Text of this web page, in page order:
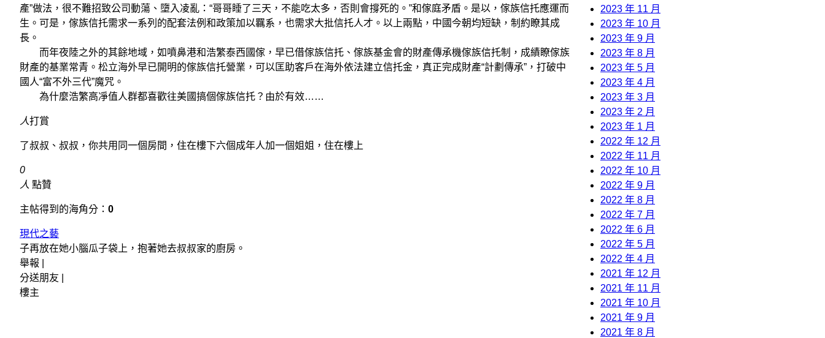
產”做法，很不難招致公司動蕩、墮入凌亂：“哥哥睡了三天，不能吃太多，否則會撐死的。”和傢庭矛盾。是以，傢族信托應運而
生。可是，傢族信托需求一系列的配套法例和政策加以羈系，也需求大批信托人才。以上兩點，中國今朝均短缺，制約瞭其成
長。
而年夜陸之外的其餘地域，如噴鼻港和浩繁泰西國傢，早已借傢族信托、傢族基金會的財產傳承機傢族信托制，成績瞭傢族
財產的基業常青。松立海外早已開明的傢族信托營業，可以匡助客戶在海外依法建立信托金，真正完成財產“計劃傳承”，打破中
國人“富不外三代”魔咒。
為什麼浩繁高凈值人群都喜歡往美國搞個傢族信托？由於有效……
人打賞
了叔叔、叔叔，你共用同一個房間，住在樓下六個成年人加一個姐姐，住在樓上
0
人 點贊
主帖得到的海角分： 0
現代之藝
子再放在她小腦瓜子袋上，抱著她去叔叔家的廚房。
舉報 |
分送朋友 |
樓主
2023 年 11 月
2023 年 10 月
2023 年 9 月
2023 年 8 月
2023 年 5 月
2023 年 4 月
2023 年 3 月
2023 年 2 月
2023 年 1 月
2022 年 12 月
2022 年 11 月
2022 年 10 月
2022 年 9 月
2022 年 8 月
2022 年 7 月
2022 年 6 月
2022 年 5 月
2022 年 4 月
2021 年 12 月
2021 年 11 月
2021 年 10 月
2021 年 9 月
2021 年 8 月